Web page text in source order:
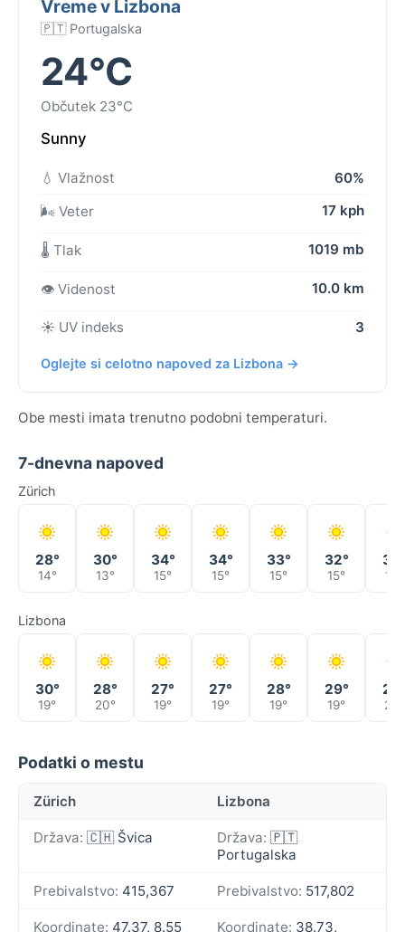
Vreme v Lizbona
🇵🇹 Portugalska
24°C
Občutek 23°C
Sunny
💧 Vlažnost
60%
🌬️ Veter
17 kph
🌡️ Tlak 1019 mb
👁️ Videnost 10.0 km
☀️ UV indeks 3
Oglejte si celotno napoved za Lizbona →
Obe mesti imata trenutno podobni temperaturi.
7-dnevna napoved
Zürich
28°
14°
30°
13°
34°
15°
34°
15°
33°
15°
32°
15° 18°
Lizbona
30°
19°
28°
20°
27°
19°
27°
19°
28°
19°
29°
19° 20°
Podatki o mestu
Zürich Lizbona
Država: 🇨🇭 Švica Država: 🇵🇹
Portugalska
Prebivalstvo: 415,367 Prebivalstvo: 517,802
Koordinate: 47.37, 8.55 Koordinate: 38.73,